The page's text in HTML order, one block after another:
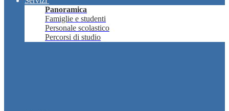
Panoramica
Famiglie e studenti
Personale scolastico
Percorsi di studio